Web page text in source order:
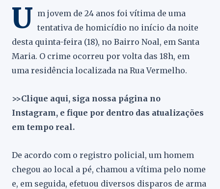
U m jovem de 24 anos foi vítima de uma
tentativa de homicídio no início da noite
desta quinta-feira (18), no Bairro Noal, em Santa
Maria. O crime ocorreu por volta das 18h, em
uma residência localizada na Rua Vermelho.
>>Clique aqui, siga nossa página no
Instagram, e fique por dentro das atualizações
em tempo real.
De acordo com o registro policial, um homem
chegou ao local a pé, chamou a vítima pelo nome
e, em seguida, efetuou diversos disparos de arma